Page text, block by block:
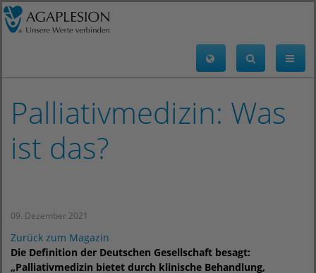
Palliativmedizin: Was
ist das?
09. Dezember 2021
Zurück zum Magazin
Die Definition der Deutschen Gesellschaft besagt:
„Palliativmedizin bietet durch klinische Behandlung,